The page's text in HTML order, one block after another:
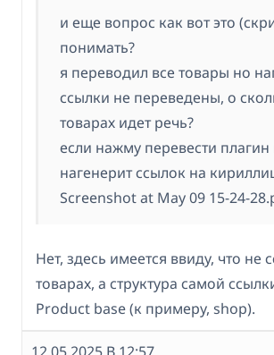
и еще вопрос как вот это
понимать?
я переводил все товары но
ссылки не переведены, о
товарах идет речь?
если нажму перевести
нагенерит ссылок на
Screenshot at May 09 15-24-
Нет, здесь имеется ввиду, что не
товарах, а структура самой
Product base (к примеру, shop).